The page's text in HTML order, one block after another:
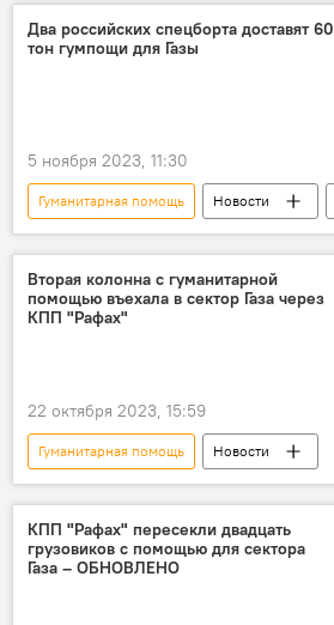
МЧС РФ
Два российских спецборта доставят 60
тон гумпощи для Газы
5 ноября 2023, 11:30
Гуманитарная помощь Новости
Газа
Израиль
Палестина
Конфликт
Вторая колонна с гуманитарной
помощью въехала в сектор Газа через
КПП "Рафах"
22 октября 2023, 15:59
Гуманитарная помощь
Новости
Новости мира
Палестина
Сектор Газа
Египет
КПП "Рафах" пересекли двадцать
грузовиков с помощью для сектора
Газа – ОБНОВЛЕНО